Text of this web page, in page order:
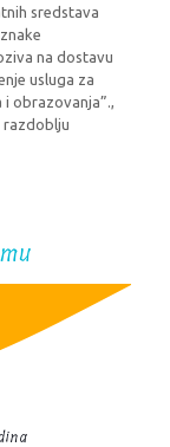
sredstava
na dostavu
usluga za
obrazovanja”.,
razdoblju